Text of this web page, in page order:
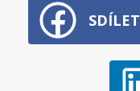
SDÍLET